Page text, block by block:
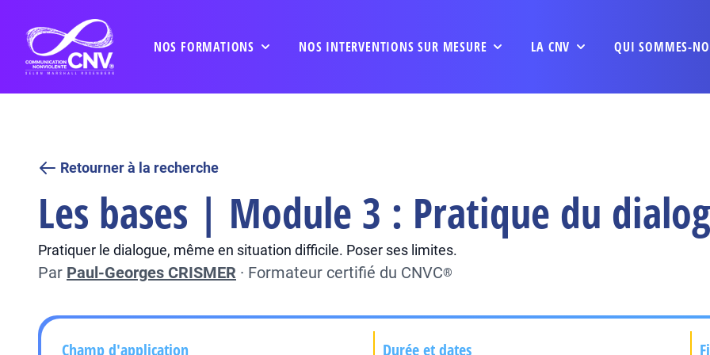
NOS FORMATIONS NOS INTERVENTIONS SUR MESURE LA CNV QUI SOMMES-
Retourner à la recherche
Les bases | Module 3 : Pratique du
Pratiquer le dialogue, même en situation difficile. Poser ses limites.
Par Paul-Georges CRISMER · Formateur certifié du CNVC®
Champ d'application Durée et dates